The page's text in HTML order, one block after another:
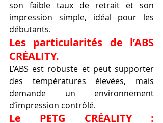
son faible taux de retrait et son
impression simple, idéal pour les
débutants.
Les particularités de l’ABS
CRÉALITY.
L’ABS est robuste et peut supporter
des températures élevées, mais
demande un environnement
d’impression contrôlé.
Le PETG CRÉALITY :